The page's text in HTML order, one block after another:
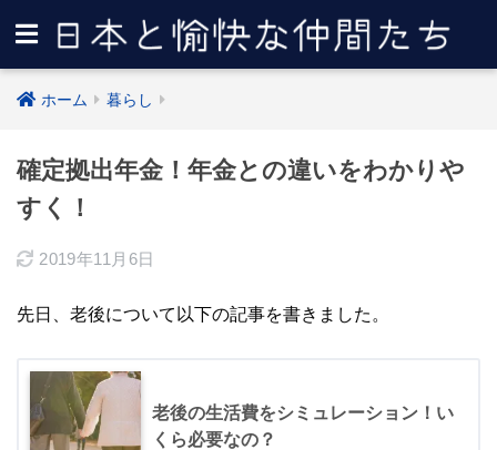
ホーム 暮らし
確定拠出年金！年金との違いをわかりや
すく！
2019年11月6日
先日、老後について以下の記事を書きました。
老後の生活費をシミュレーション！い
くら必要なの？